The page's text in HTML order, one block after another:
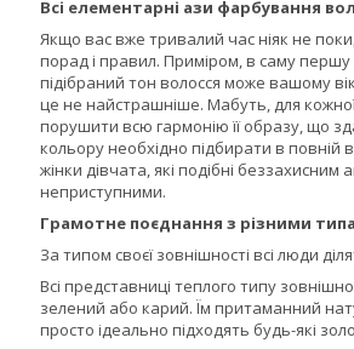
Всі елементарні ази фарбування
Якщо вас вже тривалий час ніяк не
порад і правил. Приміром, в саму
підібраний тон волосся може вашому
це не найстрашніше. Мабуть, для
порушити всю гармонію її образу, що
кольору необхідно підбирати в повній
жінки дівчата, які подібні
неприступними.
Грамотне поєднання з різними
За типом своєї зовнішності всі люди
Всі представниці теплого типу
зелений або карий. Їм притаманний
просто ідеально підходять будь-які